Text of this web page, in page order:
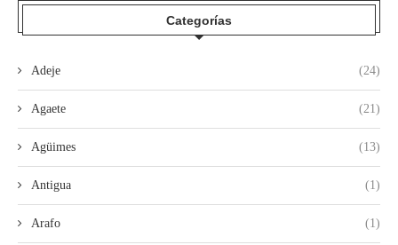
Categorías
Adeje (24)
Agaete (21)
Agüimes (13)
Antigua (1)
Arafo (1)